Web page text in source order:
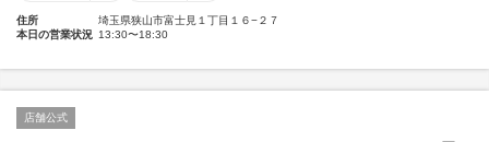
住所
埼玉県狭山市富士見１丁目１６−２７
本日の営業状況 13:30〜18:30
店舗公式